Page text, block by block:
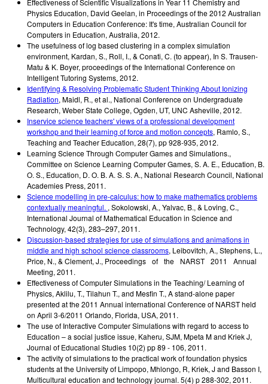
Effectiveness of Scientific Visualizations in Year 11 Chemistry and
Physics Education, David Geelan, in Proceedings of the 2012 Australian
Computers in Education Conference: It's time, Australian Council for
Computers in Education, Australia, 2012.
The usefulness of log based clustering in a complex simulation
environment, Kardan, S., Roll, I., & Conati, C. (to appear), In S. Trausen-
Matu & K. Boyer, proceedings of the International Conference on
Intelligent Tutoring Systems, 2012.
Identifying & Resolving Problematic Student Thinking About Ionizing
Radiation, Maidl, R., et al., National Conference on Undergraduate
Research, Weber State College, Ogden, UT, UNC Asheville, 2012.
Inservice science teachers' views of a professional development
workshop and their learning of force and motion concepts, Ramlo, S.,
Teaching and Teacher Education, 28(7), pp 928-935, 2012.
Learning Science Through Computer Games and Simulations.,
Committee on Science Learning Computer Games, S. A. E., Education, B.
O. S., Education, D. O. B. A. S. S. A., National Research Council, National
Academies Press, 2011.
Science modelling in pre-calculus: how to make mathematics problems
contextually meaningful. , Sokolowski, A., Yalvac, B., & Loving, C.,
International Journal of Mathematical Education in Science and
Technology, 42(3), 283–297, 2011.
Discussion-based strategies for use of simulations and animations in
middle and high school science classrooms, Leibovitch, A., Stephens, L.,
Price, N., & Clement, J., Proceedings of the NARST 2011 Annual
Meeting, 2011.
Effectiveness of Computer Simulations in the Teaching/ Learning of
Physics, Aklilu, T., Tilahun T., and Mesfin T., A stand-alone paper
presented at the 2011 Annual international Conference of NARST held
on April 3-6/2011 Orlando, Florida, USA, 2011.
The use of Interactive Computer Simulations with regard to access to
Education – a social justice issue, Kaheru, SJM, Mpeta M and Kriek J,
Journal of Educational Studies 10(2) pp 89 - 106, 2011.
The activity of simulations to the practical work of foundation physics
students at the University of Limpopo, Mhlongo, R, Kriek, J and Basson I,
Multicultural education and technology journal. 5(4) p 288-302, 2011.